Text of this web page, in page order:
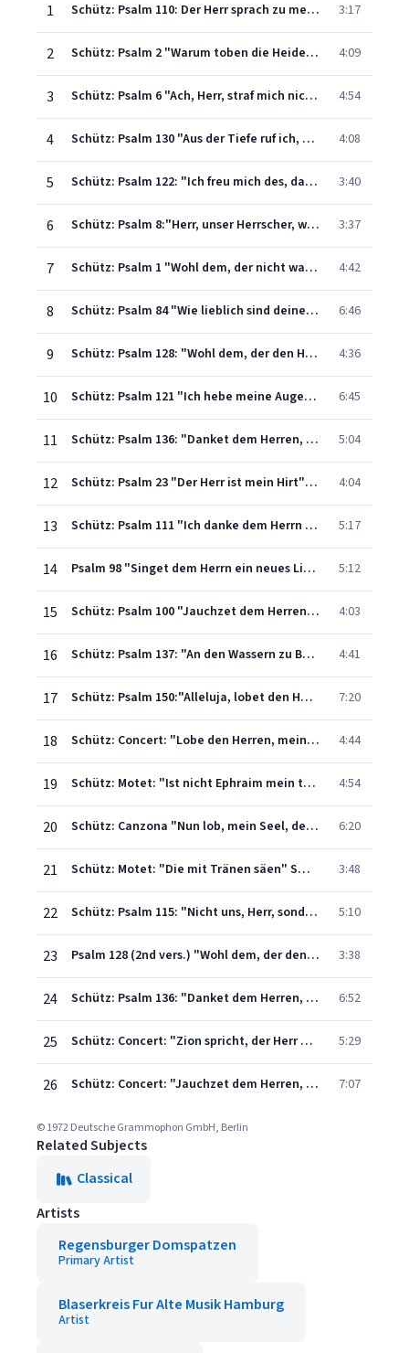
1
Schütz: Psalm 110: Der Herr sprach zu meinem Herren, SWV 22 3:17
2 Schütz: Psalm 2 "Warum toben die Heiden" SWV23 4:09
3 Schütz: Psalm 6 "Ach, Herr, straf mich nicht in deinem Zorn" SWV 24 4:54
4 Schütz: Psalm 130 "Aus der Tiefe ruf ich, Herr, zu dir" SWV 25 4:08
5 Schütz: Psalm 122: "Ich freu mich des, das mir geredt ist" SWV 26 3:40
6 Schütz: Psalm 8:"Herr, unser Herrscher, wie herrlich ist dein Name" SWV 27 3:37
7 Schütz: Psalm 1 "Wohl dem, der nicht wandelt im Rat der Gottlosen" SWV 28 4:42
8 Schütz: Psalm 84 "Wie lieblich sind deine Wohnungen" SWV 29 6:46
9 Schütz: Psalm 128: "Wohl dem, der den Herren fürchtet" SWV 30 4:36
10 Schütz: Psalm 121 "Ich hebe meine Augen auf zu den Bergen" SWV 31 6:45
11 Schütz: Psalm 136: "Danket dem Herren, denn er ist freundlich" SWV 32 5:04
12 Schütz: Psalm 23 "Der Herr ist mein Hirt" SWV 33 4:04
13 Schütz: Psalm 111 "Ich danke dem Herrn von ganzem Herzen" SWV 34 5:17
14 Psalm 98 "Singet dem Herrn ein neues Lied" SWV 35 5:12
15 Schütz: Psalm 100 "Jauchzet dem Herren, alle Welt" SWV 36 4:03
16 Schütz: Psalm 137: "An den Wassern zu Babel sassen wir und weineten" SWV 37 4:41
17 Schütz: Psalm 150:"Alleluja, lobet den Herren in seinem Heiligtum" SWV 38 7:20
18 Schütz: Concert: "Lobe den Herren, meine Seele" SWV 39 4:44
19 Schütz: Motet: "Ist nicht Ephraim mein teurer Sohn" SWV 40 4:54
20 Schütz: Canzona "Nun lob, mein Seel, den Herren" SWV 41 6:20
21 Schütz: Motet: "Die mit Tränen säen" SWV 42 3:48
22 Schütz: Psalm 115: "Nicht uns, Herr, sondern deinem Namen gib Ehre" SWV 43 5:10
23 Psalm 128 (2nd vers.) "Wohl dem, der den Herren fürchtet" SWV 44 3:38
24 Schütz: Psalm 136: "Danket dem Herren, denn er ist freundlich" SWV 45 6:52
25 Schütz: Concert: "Zion spricht, der Herr hat mich verlassen" SWV 46 5:29
26 Schütz: Concert: "Jauchzet dem Herren, alle Welt, singet, rühmet, lobet" SWV 47 7:07
© 1972 Deutsche Grammophon GmbH, Berlin
Related Subjects
Classical
Artists
Regensburger Domspatzen
Primary Artist
Blaserkreis Fur Alte Musik Hamburg
Artist